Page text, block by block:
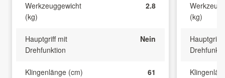
Werkzeuggewicht
(kg)
2.8
Hauptgriff mit
Drehfunktion
Nein
Klingenlänge (cm) 61
(kg)
Hauptgriff